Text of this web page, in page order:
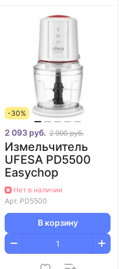
-30%
2 093 руб. 2 990 руб.
Измельчитель
UFESA PD5500
Easychop
Нет в наличии
Арт. PD5500
В корзину